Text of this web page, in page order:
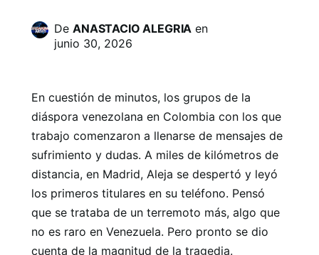
De ANASTACIO ALEGRIA en
junio 30, 2026
En cuestión de minutos, los grupos de la
diáspora venezolana en Colombia con los que
trabajo comenzaron a llenarse de mensajes de
sufrimiento y dudas. A miles de kilómetros de
distancia, en Madrid, Aleja se despertó y leyó
los primeros titulares en su teléfono. Pensó
que se trataba de un terremoto más, algo que
no es raro en Venezuela. Pero pronto se dio
cuenta de la magnitud de la tragedia.